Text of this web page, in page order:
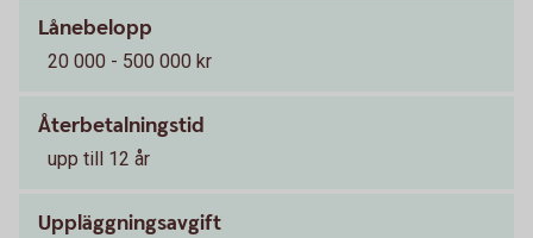
Lånebelopp
20 000 - 500 000 kr
Återbetalningstid
upp till 12 år
Uppläggningsavgift